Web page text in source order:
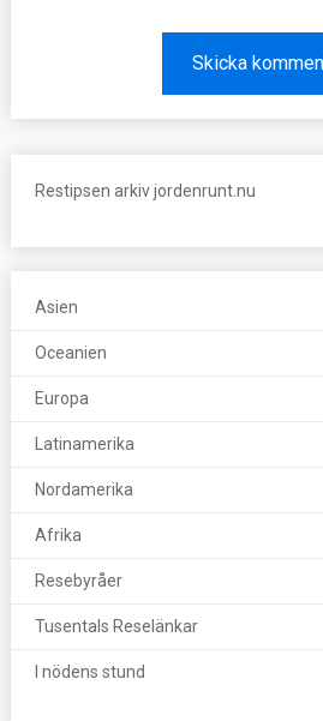
Restipsen arkiv jordenrunt.nu
Asien
Oceanien
Europa
Latinamerika
Nordamerika
Afrika
Resebyråer
Tusentals Reselänkar
I nödens stund